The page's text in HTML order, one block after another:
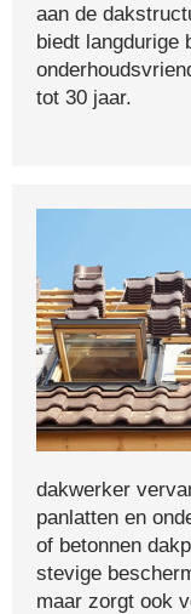
aan de
biedt langdurige
tot 30 jaar.
dakwerker
panlatten en
of betonnen
stevige
maar zorgt ook